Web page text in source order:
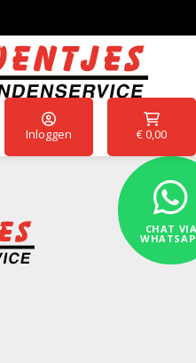
Inloggen €0,00
CHAT